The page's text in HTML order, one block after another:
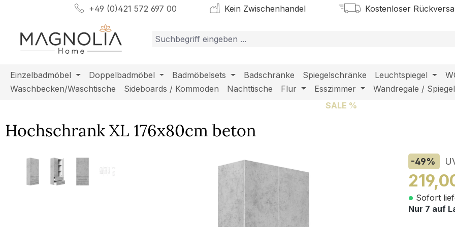
Hauptinhalt springen
Zur Suche springen
Zur Hauptnavigation springen+49 (0)421 572 697 00 Kein Zwischenhandel Kostenloser
Einzelbadmöbel Doppelbadmöbel Badmöbelsets Badschränke Spiegelschränke Leuchtspiegel
Waschbecken/Waschtische
Sideboards / Kommoden Nachttische Flur Esszimmer
Wandregale / Spiegel
SALE %
Hochschrank XL 176x80cm beton
Bildergalerie überspringen -49%
Sofort
Nur 7 auf